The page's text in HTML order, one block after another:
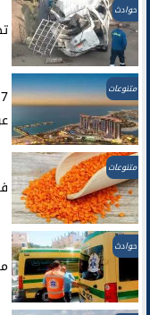
حوادث
متنوعات
متنوعات
حوادث